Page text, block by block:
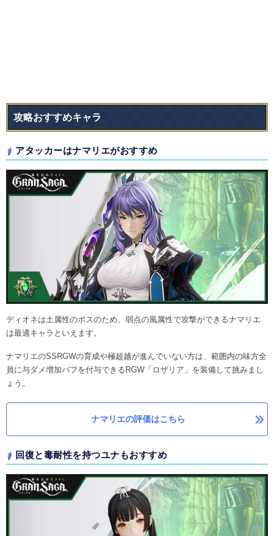
攻略おすすめキャラ
アタッカーはナマリエがおすすめ
ディオネは土属性のボスのため、弱点の風属性で攻撃ができるナマリエ
は最適キャラといえます。
ナマリエのSSRGWの育成や極超越が進んでいない方は、範囲内の味方全
員に与ダメ増加バフを付与できるRGW「ロザリア」を装備して挑みまし
ょう。
ナマリエの評価はこちら
回復と毒耐性を持つユナもおすすめ